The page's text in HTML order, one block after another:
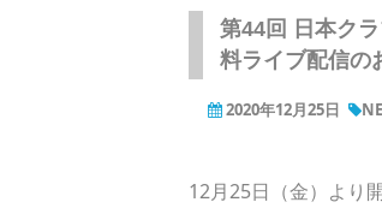
第44回 日本ク
料ライブ配信の
2020年12月25日
12月25日（金）より